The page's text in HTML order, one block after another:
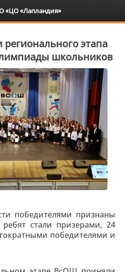
этапа
школьников
победителями признаны
стали призерами, 24
победителями и
«ЦО «Лапландия»